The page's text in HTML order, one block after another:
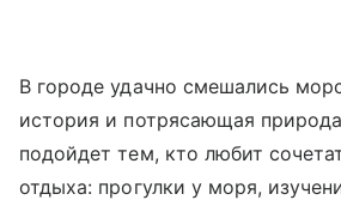
В городе удачно смешались
история и потрясающая
подойдет тем, кто любит
отдыха: прогулки у моря,